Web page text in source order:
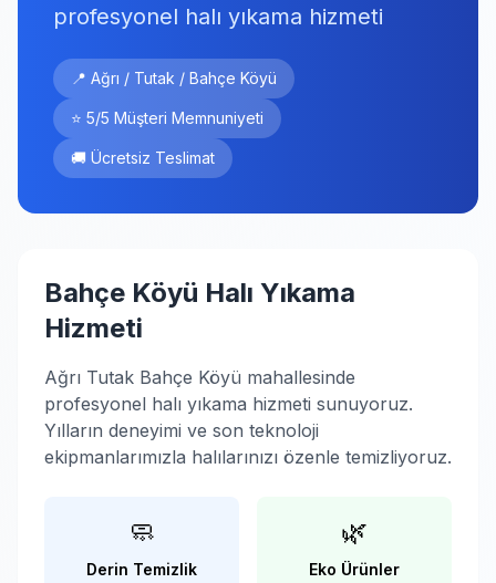
profesyonel halı yıkama hizmeti
📍 Ağrı / Tutak / Bahçe Köyü
⭐ 5/5 Müşteri Memnuniyeti
🚚 Ücretsiz Teslimat
Bahçe Köyü Halı Yıkama
Hizmeti
Ağrı Tutak Bahçe Köyü mahallesinde
profesyonel halı yıkama hizmeti sunuyoruz.
Yılların deneyimi ve son teknoloji
ekipmanlarımızla halılarınızı özenle temizliyoruz.
🧼
Derin Temizlik
🌿
Eko Ürünler